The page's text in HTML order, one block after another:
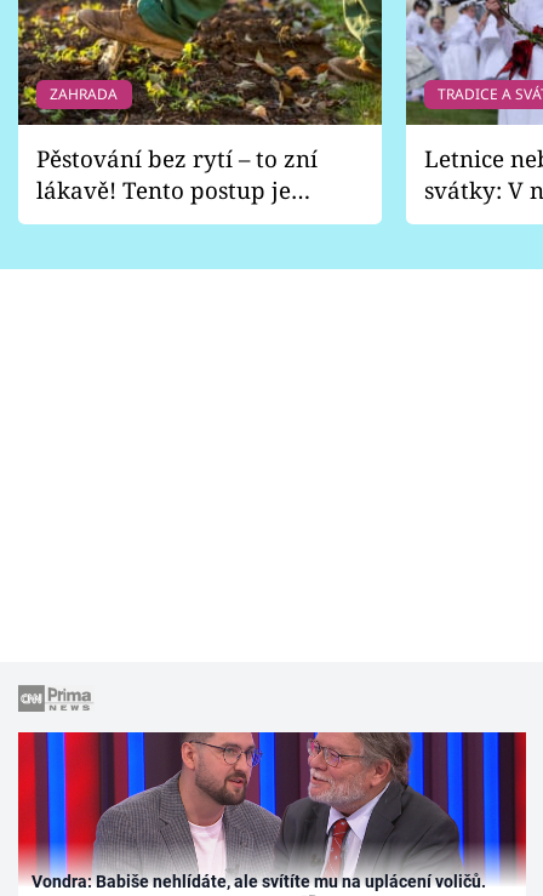
ZAHRADA
Pěstování bez rytí – to zní
lákavě! Tento postup je
vhodný jen pro některé
TRADICE A
Letnice
svátky: V
pondělí
Vondra: Babiše nehlídáte, ale svítíte mu na uplácení voličů.